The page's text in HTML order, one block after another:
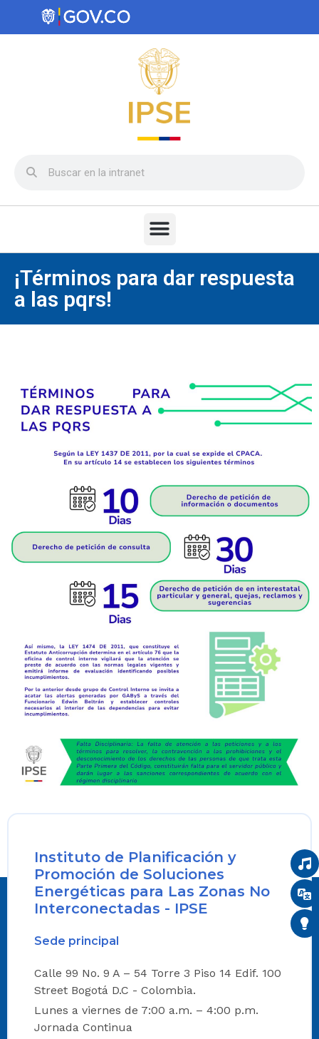
¡Términos para dar respuesta
a las pqrs!
Instituto de Planificación y
Promoción de Soluciones
Energéticas para Las Zonas No
Interconectadas - IPSE
Sede principal
Calle 99 No. 9 A – 54 Torre 3 Piso 14 Edif. 100
Street Bogotá D.C - Colombia.
Lunes a viernes de 7:00 a.m. – 4:00 p.m.
Jornada Continua